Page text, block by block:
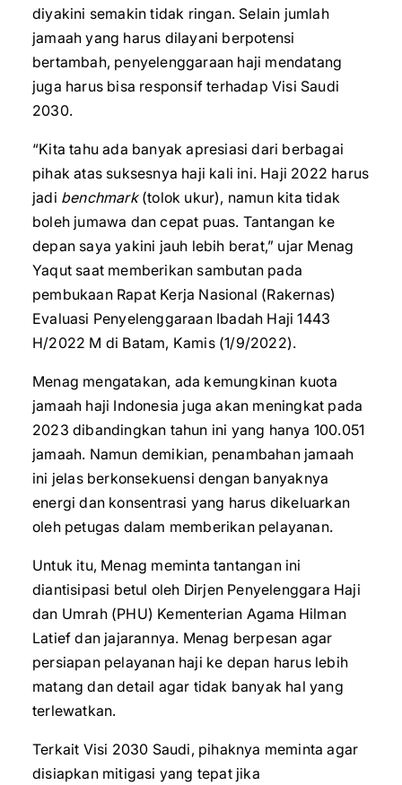
diyakini semakin tidak ringan. Selain jumlah
jamaah yang harus dilayani berpotensi
bertambah, penyelenggaraan haji mendatang
juga harus bisa responsif terhadap Visi Saudi
2030.
“Kita tahu ada banyak apresiasi dari berbagai
pihak atas suksesnya haji kali ini. Haji 2022 harus
jadi benchmark(tolok ukur), namun kita tidak
boleh jumawa dan cepat puas. Tantangan ke
depan saya yakini jauh lebih berat,” ujar Menag
Yaqut saat memberikan sambutan pada
pembukaan Rapat Kerja Nasional (Rakernas)
Evaluasi Penyelenggaraan Ibadah Haji 1443
H/2022 M di Batam, Kamis (1/9/2022).
Menag mengatakan, ada kemungkinan kuota
jamaah haji Indonesia juga akan meningkat pada
2023 dibandingkan tahun ini yang hanya 100.051
jamaah. Namun demikian, penambahan jamaah
ini jelas berkonsekuensi dengan banyaknya
energi dan konsentrasi yang harus dikeluarkan
oleh petugas dalam memberikan pelayanan.
Untuk itu, Menag meminta tantangan ini
diantisipasi betul oleh Dirjen Penyelenggara Haji
dan Umrah (PHU) Kementerian Agama Hilman
Latief dan jajarannya. Menag berpesan agar
persiapan pelayanan haji ke depan harus lebih
matang dan detail agar tidak banyak hal yang
terlewatkan.
Terkait Visi 2030 Saudi, pihaknya meminta agar
disiapkan mitigasi yang tepat jika